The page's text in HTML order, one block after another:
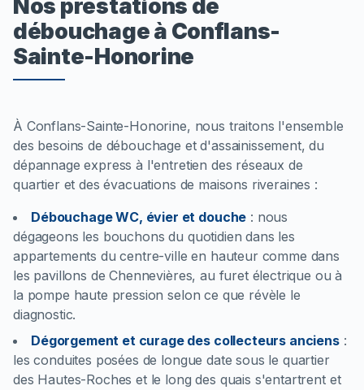
Nos prestations de
débouchage à Conflans-
Sainte-Honorine
À Conflans-Sainte-Honorine, nous traitons l'ensemble
des besoins de débouchage et d'assainissement, du
dépannage express à l'entretien des réseaux de
quartier et des évacuations de maisons riveraines :
Débouchage WC, évier et douche : nous
dégageons les bouchons du quotidien dans les
appartements du centre-ville en hauteur comme dans
les pavillons de Chennevières, au furet électrique ou à
la pompe haute pression selon ce que révèle le
diagnostic.
Dégorgement et curage des collecteurs anciens:
les conduites posées de longue date sous le quartier
des Hautes-Roches et le long des quais s'entartrent et